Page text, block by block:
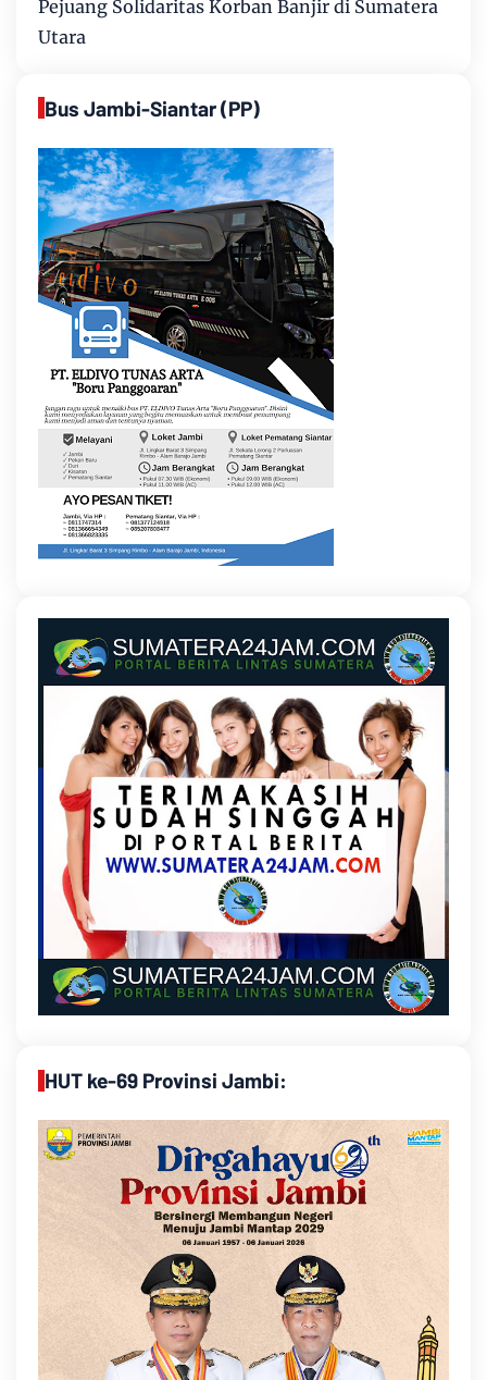
Pejuang Solidaritas Korban Banjir di Sumatera
Utara
Bus Jambi-Siantar (PP)
HUT ke-69 Provinsi Jambi: